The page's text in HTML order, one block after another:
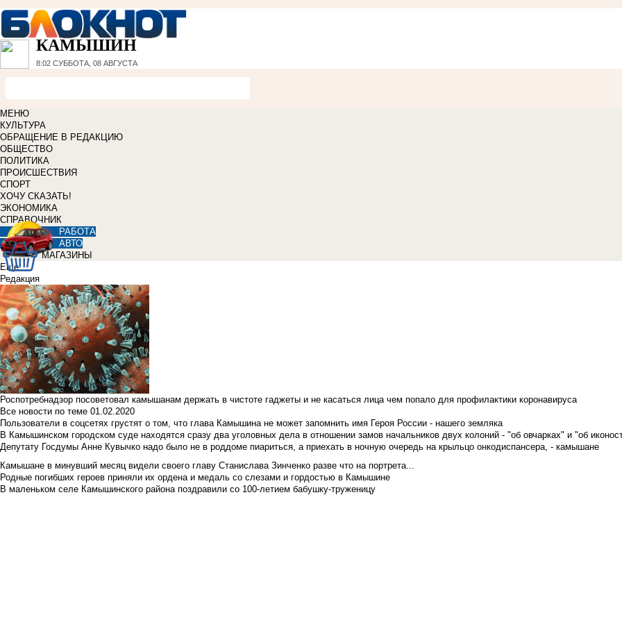
КАМЫШИН
8:02 СУББОТА, 08 АВГУСТА
МЕНЮ
КУЛЬТУРА
ОБРАЩЕНИЕ В РЕДАКЦИЮ
ОБЩЕСТВО
ПОЛИТИКА
ПРОИСШЕСТВИЯ
СПОРТ
ХОЧУ СКАЗАТЬ!
ЭКОНОМИКА
СПРАВОЧНИК
РАБОТА
АВТО
МАГАЗИНЫ
Еще
Редакция
Роспотребнадзор посоветовал камышанам держать в чистоте гаджеты и не касаться лица чем попало для профилактики коронавируса
Все новости по теме 01.02.2020
Пользователи в соцсетях грустят о том, что глава Камышина не может запомнить имя Героя России - нашего земляка
В Камышинском городском суде находятся сразу два уголовных дела в отношении замов начальников двух колоний - "об овчарках" и "об
Депутату Госдумы Анне Кувычко надо было не в роддоме пиариться, а приехать в ночную очередь на крыльцо онкодиспансера, - камышане
Камышане в минувший месяц видели своего главу Станислава Зинченко разве что на портрета...
Родные погибших героев приняли их ордена и медаль со слезами и гордостью в Камышине
В маленьком селе Камышинского района поздравили со 100-летием бабушку-труженицу